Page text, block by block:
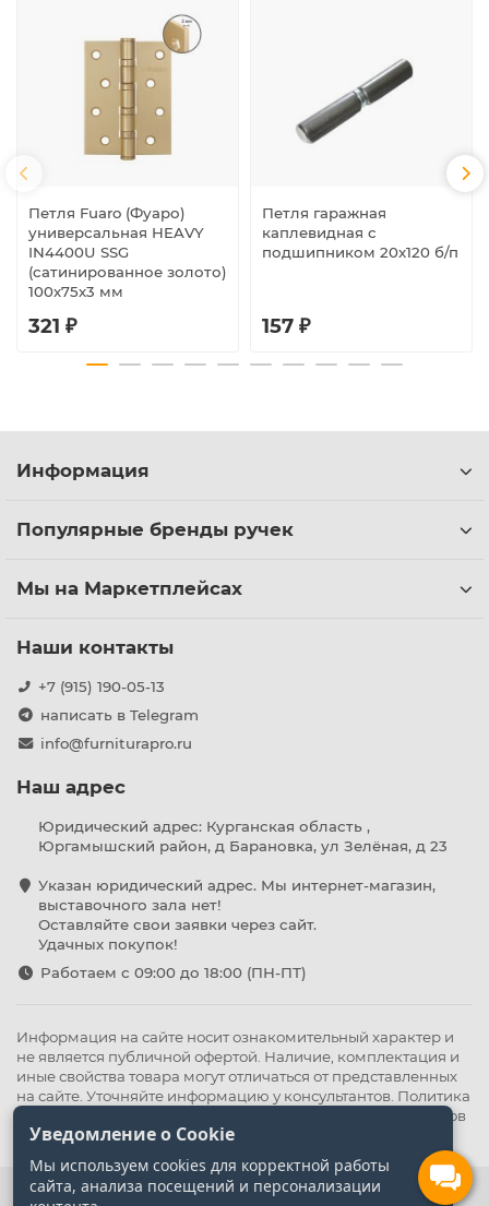
Петля Fuaro (Фуаро)
универсальная HEAVY
IN4400U SSG
(сатинированное золото)
100х75х3 мм
321 ₽
Петля гаражная
каплевидная с
подшипником 20x120 б/п
157 ₽
Информация
Популярные бренды ручек
Мы на Маркетплейсах
Наши контакты
+7 (915) 190-05-13
написать в Telegram
info@furniturapro.ru
Наш адрес
Юридический адрес: Курганская область ,
Юргамышский район, д Барановка, ул Зелёная, д 23
Указан юридический адрес. Мы интернет-магазин,
выставочного зала нет!
Оставляйте свои заявки через сайт.
Удачных покупок!
Работаем с 09:00 до 18:00 (ПН-ПТ)
Информация на сайте носит ознакомительный характер и
не является публичной офертой. Наличие, комплектация и
иные свойства товара могут отличаться от представленных
на сайте. Уточняйте информацию у консультантов. Политика
Политика обработки файлов
cookie
Уведомление о Cookie
Мы используем cookies для корректной работы
сайта, анализа посещений и персонализации